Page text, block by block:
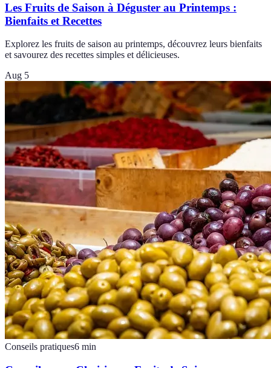
Les Fruits de Saison à Déguster au Printemps :
Bienfaits et Recettes
Explorez les fruits de saison au printemps, découvrez leurs bienfaits
et savourez des recettes simples et délicieuses.
Aug 5
Conseils pratiques6 min